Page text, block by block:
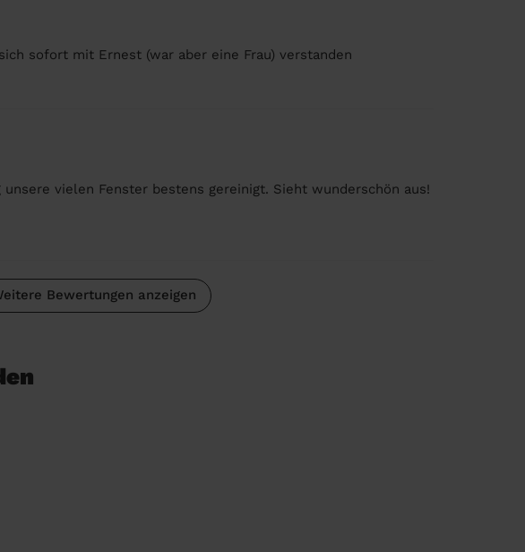
sofort mit Ernest (war aber eine Frau) verstanden
vielen Fenster bestens gereinigt. Sieht wunderschön aus!
Bewertungen anzeigen